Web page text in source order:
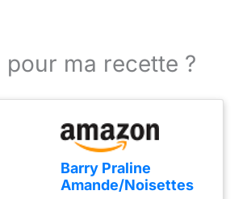
ma recette ?
Barry Praline
Amande/Noisettes